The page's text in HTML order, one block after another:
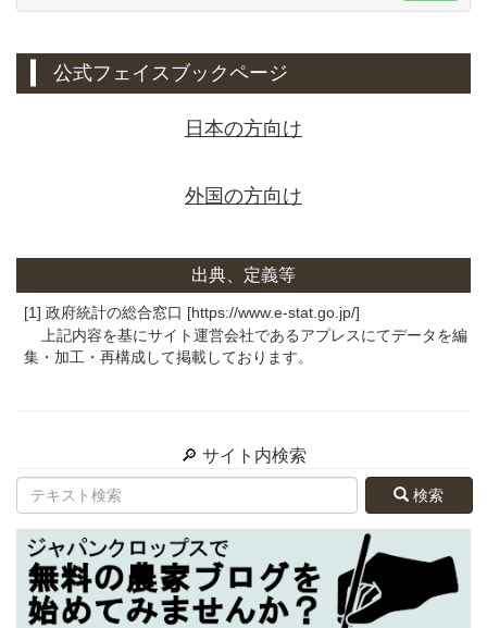
公式フェイスブックページ
日本の方向け
外国の方向け
出典、定義等
[1] 政府統計の総合窓口 [https://www.e-stat.go.jp/]
上記内容を基にサイト運営会社であるアプレスにてデータを編
集・加工・再構成して掲載しております。
🔎 サイト内検索
検索